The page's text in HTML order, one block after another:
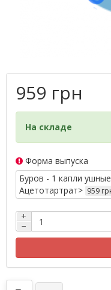
959 грн
На складе
Форма выпуска
Буров - 1 капли
Ацетотартрат> 959
+
−